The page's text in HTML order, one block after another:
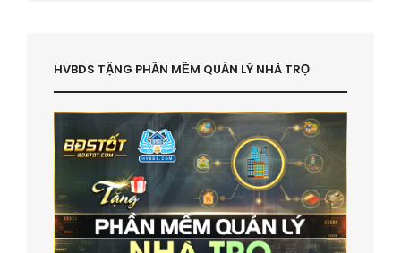
HVBDS TẶNG PHẦN MỀM QUẢN LÝ NHÀ TRỌ